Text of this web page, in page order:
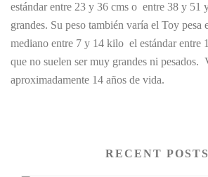
estándar entre 23 y 36 cms o entre 38 y 51
grandes. Su peso también varía el Toy pesa
mediano entre 7 y 14 kilo el estándar entre
que no suelen ser muy grandes ni pesados.
aproximadamente 14 años de vida.
RECENT POSTS